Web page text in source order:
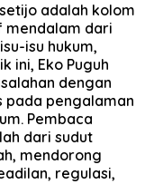
adalah kolom
mendalam dari
isu hukum,
ini, Eko Puguh
dengan
pada pengalaman
Pembaca
dari sudut
mendorong
regulasi,